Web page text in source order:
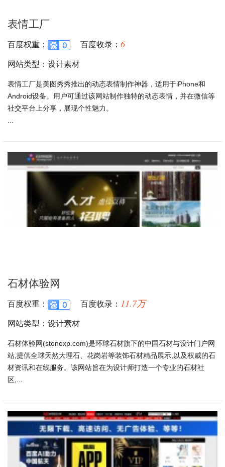
表情工厂
百度权重： 百度收录： 6
网站类型：设计素材
表情工厂是美图秀秀推出的动态表情制作神器，适用于iPhone和
Android设备。用户可通过该网站制作独特的动态表情，并在微信等
社交平台上分享，展现个性魅力。
...
石材体验网
百度权重： 百度收录： 11.7万
网站类型：设计素材
石材体验网(stonexp.com)是环球石材旗下的中国石材与设计门户网
站,提供全球天然大理石、花岗岩等装饰石材精品展示,以及权威的石
材资讯和在线服务。该网站旨在为设计师打造一个专业的石材社
区,...